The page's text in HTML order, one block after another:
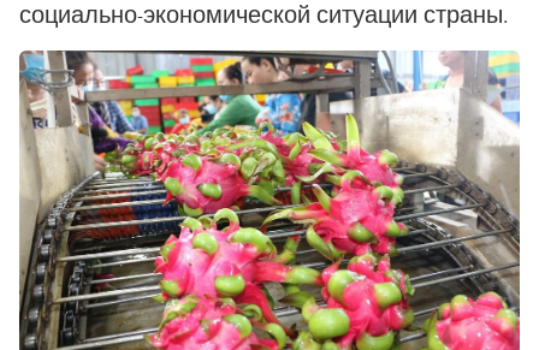
социально-экономической ситуации страны.